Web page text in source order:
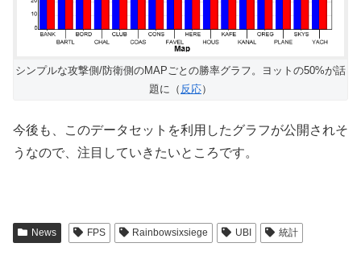
シンプルな攻撃側/防衛側のMAPごとの勝率グラフ。ヨットの50%が話
題に（ 反応）
今後も、このデータセットを利用したグラフが公開されそ
うなので、注目していきたいところです。
News FPS Rainbowsixsiege UBI 統計